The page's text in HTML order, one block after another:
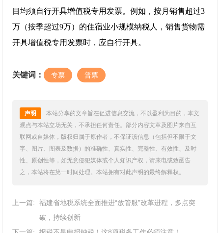
目均须自行开具增值税专用发票。例如，按月销售超过3
万（按季超过9万）的住宿业小规模纳税人，销售货物需
开具增值税专用发票时，应自行开具。
关键词： 专票 普票
声明
本站分享的文章旨在促进信息交流，不以盈利为目的，本文
观点与本站立场无关，不承担任何责任。部分内容文章及图片来自互
联网或自媒体，版权归属于原作者，不保证该信息（包括但不限于文
字、图片、图表及数据）的准确性、真实性、完整性、有效性、及时
性、原创性等，如无意侵犯媒体或个人知识产权，请来电或致函告
之，本站将在第一时间处理。本站拥有对此声明的最终解释权。
上一篇:
福建省地税系统全面推进“放管服”改革进程，多点突
破，持续创新